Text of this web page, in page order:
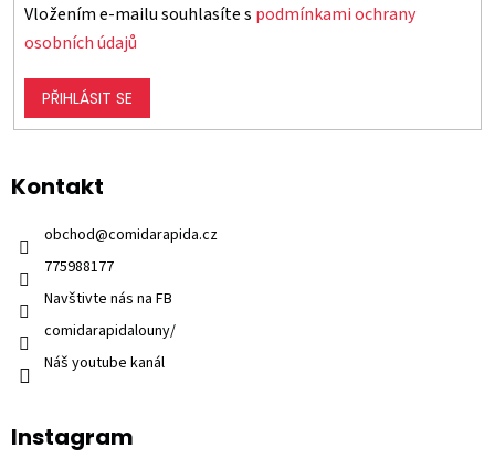
Vložením e-mailu souhlasíte s podmínkami ochrany
osobních údajů
PŘIHLÁSIT SE
Kontakt
obchod@comidarapida.cz
775988177
Navštivte nás na FB
comidarapidalouny/
Náš youtube kanál
Instagram